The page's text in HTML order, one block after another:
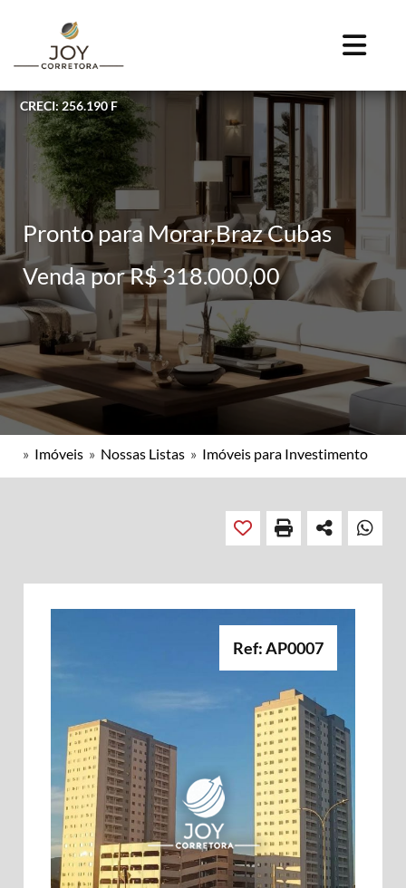
CRECI: 256.190 F
Pronto para Morar,Braz Cubas
Venda por R$ 318.000,00
» Imóveis » Nossas Listas » Imóveis para Investimento
Ref: AP0007